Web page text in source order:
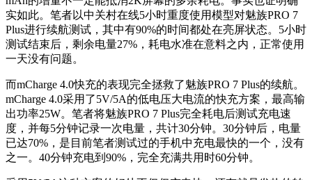
实如此。笔者以中关村在线5小时重度使用模型对魅族PRO 7
Plus进行续航测试，其中有90%的时间都处在亮屏状态。5小时
测试结束后，剩余电量27%，耗电水准在意料之内，正常使用
一天没有问题。
而mCharge 4.0快充的表现完全拯救了魅族PRO 7 Plus的续航。
mCharge 4.0采用了5V/5A的低电压大电流的快充方案，最高输
出功率25W。笔者将魅族PRO 7 Plus完全耗电后测试充电速
度，并每5分钟记录一次电量，共计30分钟。30分钟后，电量
已达70%，是目前笔者测试过的手机中充电最快的一个，没有
之一。40分钟充电到90%，完全充满共用时60分钟。